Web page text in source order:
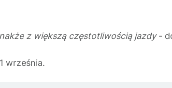
z większą częstotliwością jazdy-
września.